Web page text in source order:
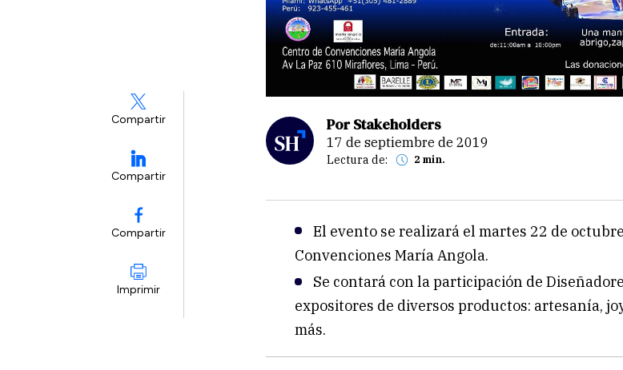
Compartir
Compartir
Compartir
Imprimir
Por Stakeholders
17 de septiembre de 2019
Lectura de: 2 min.
El evento se realizará el martes 22 de
Convenciones María Angola.
Se contará con la participación de
expositores de diversos productos: artesanía,
más.